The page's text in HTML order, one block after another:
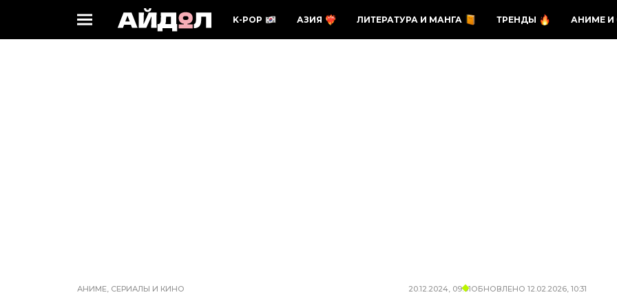
K-POP АЗИЯ ЛИТЕРАТУРА И МАНГА ТРЕНДЫ АНИМЕ И
АНИМЕ, СЕРИАЛЫ И КИНО 20.12.2024, 09:01ОБНОВЛЕНО 12.02.2026, 10:31